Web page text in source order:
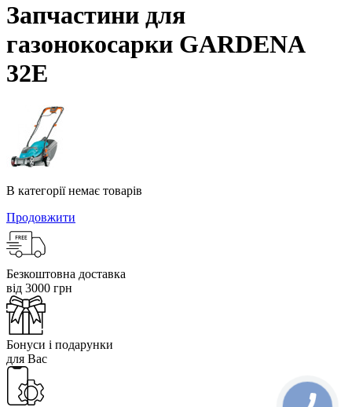
Запчастини для
газонокосарки GARDENA
32Е
В категорії немає товарів
Продовжити
Безкоштовна доставка
від 3000 грн
Бонуси і подарунки
для Вас